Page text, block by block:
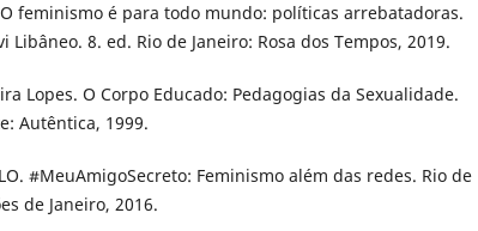
O feminismo é para todo mundo: políticas arrebatadoras.
Libâneo. 8. ed. Rio de Janeiro: Rosa dos Tempos, 2019.
Lopes. O Corpo Educado: Pedagogias da Sexualidade.
Autêntica, 1999.
#MeuAmigoSecreto: Feminismo além das redes. Rio de
de Janeiro, 2016.